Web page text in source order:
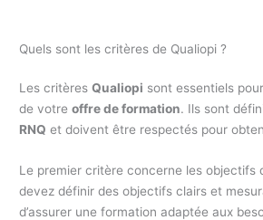
Quels sont les critères de Qualiopi ?
Les critèresQualiopi sont essentiels
de votreoffre de formation. Ils sont
RNQ et doivent être respectés pour
Le premier critère concerne les objectifs
devez définir des objectifs clairs et
d’assurer une formation adaptée aux